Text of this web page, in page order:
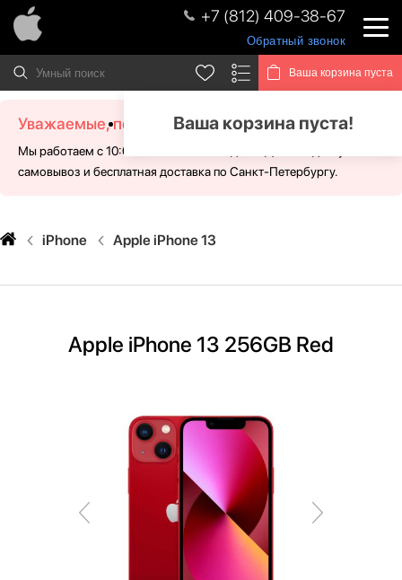
+7 (812) 409-38-67
Обратный звонок
Ваша корзина пуста
Ваша корзина пуста!
Уважаемые, посетители!
Мы работаем с 10:00 - 21:00 без выходных. Для Вас доступен
самовывоз и бесплатная доставка по Санкт-Петербургу.
iPhone Apple iPhone 13
Apple iPhone 13 256GB Red